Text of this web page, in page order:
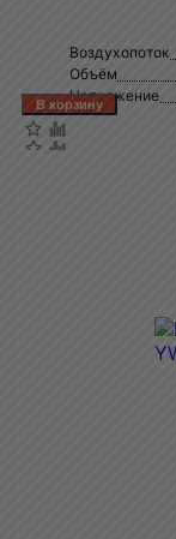
Воздухопоток
Объём
Напряжение